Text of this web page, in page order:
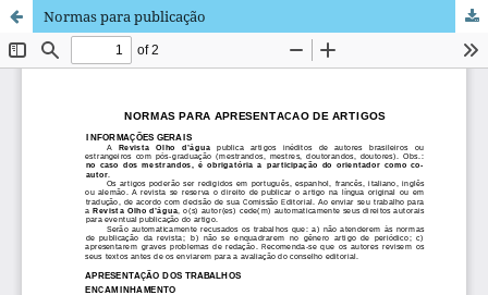
Normas para publicação